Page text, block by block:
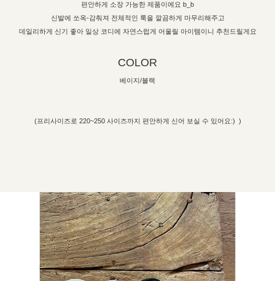
편안하게 소장 가능한 제품이에요 b_b
신발에 쏘옥-감춰져 전체적인 룩을 깔끔하게 마무리해주고
데일리하게 신기 좋아 일상 코디에 자연스럽게 어울릴 아이템이니 추천드릴게요
COLOR
베이지/블랙
(프리사이즈로 220~250 사이즈까지 편안하게 신어 보실 수 있어요:) )